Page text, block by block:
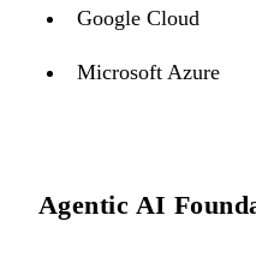
Google Cloud
Microsoft Azure
Agentic AI